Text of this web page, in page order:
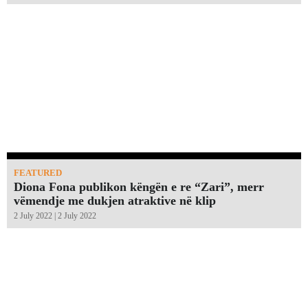
FEATURED
Diona Fona publikon këngën e re “Zari”, merr
vëmendje me dukjen atraktive në klip
2 July 2022 | 2 July 2022